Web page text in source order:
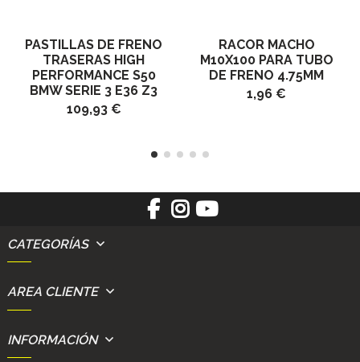
PASTILLAS DE FRENO
TRASERAS HIGH
PERFORMANCE S50
BMW SERIE 3 E36 Z3
109,93 €
RACOR MACHO
M10X100 PARA TUBO
DE FRENO 4.75MM
1,96 €
CATEGORÍAS
AREA CLIENTE
INFORMACIÓN